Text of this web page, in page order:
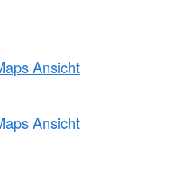
Ansicht
Ansicht